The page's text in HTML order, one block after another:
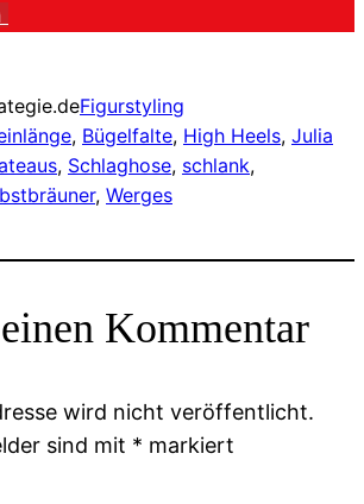
Figurstyling
, Bügelfalte, High Heels, Julia
, Schlaghose, schlank
, Werges
Kommentar
wird nicht veröffentlicht.
sind mit * markiert